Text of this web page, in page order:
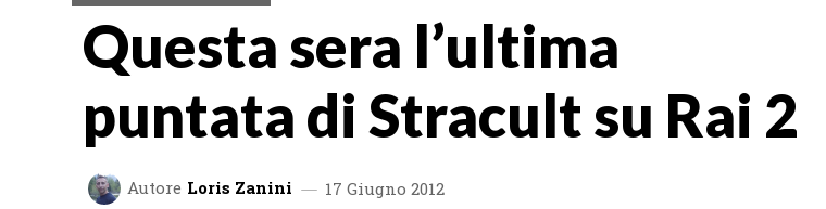
Questa sera l’ultima
puntata di Stracult su Rai 2
Autore Loris Zanini 17 Giugno 2012